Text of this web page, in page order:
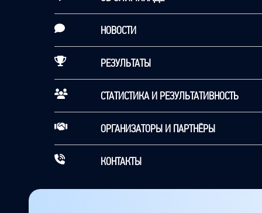
НОВОСТИ
РЕЗУЛЬТАТЫ
СТАТИСТИКА И РЕЗУЛЬТАТИВНОСТЬ
ОРГАНИЗАТОРЫ И ПАРТНЁРЫ
КОНТАКТЫ